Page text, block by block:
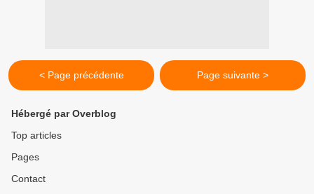
< Page précédente Page suivante >
Hébergé par Overblog
Top articles
Pages
Contact